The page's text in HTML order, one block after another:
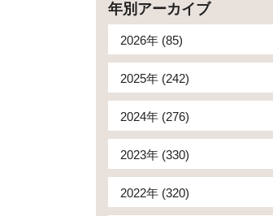
年別アーカイブ
2026年 (85)
2025年 (242)
2024年 (276)
2023年 (330)
2022年 (320)